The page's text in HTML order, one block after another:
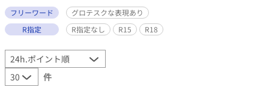
フリーワード
グロテスクな表現あり
R指定
R指定なし R15 R18
件